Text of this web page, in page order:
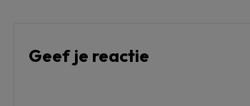
Geef je reactie